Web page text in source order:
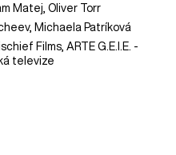
Matej, Oliver Torr
Michaela Patríková
Films, ARTE G.E.I.E. -
televize